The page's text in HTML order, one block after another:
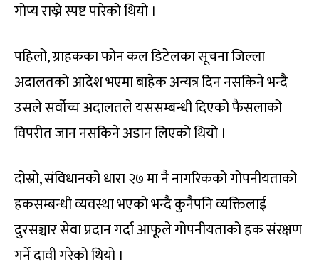
गोप्य राख्ने स्पष्ट पारेको थियो ।
पहिलो, ग्राहकका फोन कल डिटेलका सूचना जिल्ला
अदालतको आदेश भएमा बाहेक अन्यत्र दिन नसकिने भन्दै
उसले सर्वोच्च अदालतले यससम्बन्धी दिएको फैसलाको
विपरीत जान नसकिने अडान लिएको थियो ।
दोस्रो, संविधानको धारा २७ मा नै नागरिकको गोपनीयताको
हकसम्बन्धी व्यवस्था भएको भन्दै कुनैपनि व्यक्तिलाई
दुरसञ्चार सेवा प्रदान गर्दा आफूले गोपनीयताको हक संरक्षण
गर्ने दावी गरेको थियो ।